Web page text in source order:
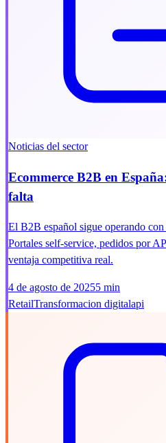
Noticias del sector
Ecommerce B2B en
falta
El B2B español sigue operando
Portales self-service, pedidos por
ventaja competitiva real.
4 de agosto de 20255 min
RetailTransformacion digitalapi